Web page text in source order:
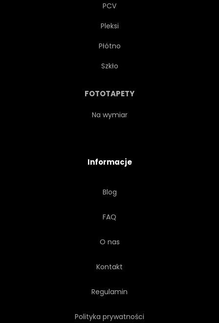
PCV
Pleksi
Płótno
Szkło
FOTOTAPETY
Na wymiar
Informacje
Blog
FAQ
O nas
Kontakt
Regulamin
Polityka prywatności